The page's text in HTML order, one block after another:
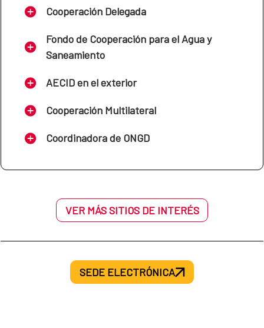
ciudades de Sucre, Oruro y Trinidad.
Cooperación Delegada
Fondo de Cooperación para el Agua y
Saneamiento
AECID en el exterior
Cooperación Multilateral
Coordinadora de ONGD
VER MÁS SITIOS DE INTERÉS
SEDE ELECTRÓNICA